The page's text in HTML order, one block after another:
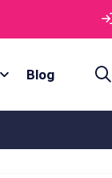
Blog